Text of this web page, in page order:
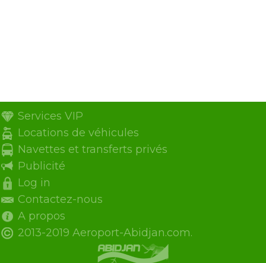
Services VIP
Locations de véhicules
Navettes et transferts privés
Publicité
Log in
Contactez-nous
A propos
2013-2019 Aeroport-Abidjan.com.